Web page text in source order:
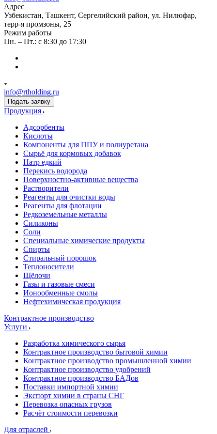
Адрес
Узбекистан, Ташкент, Сергелийский район, ул. Нилюфар,
терр-я промзоны, 25
Режим работы
Пн. – Пт.: с 8:30 до 17:30
info@rtholding.ru
Подать заявку
Продукция
Адсорбенты
Кислоты
Компоненты для ППУ и полиуретана
Сырьё для кормовых добавок
Натр едкий
Перекись водорода
Поверхностно-активные вещества
Растворители
Реагенты для очистки воды
Реагенты для флотации
Редкоземельные металлы
Силиконы
Соли
Специальные химические продукты
Спирты
Стиральный порошок
Теплоносители
Щёлочи
Газы и газовые смеси
Ионообменные смолы
Нефтехимическая продукция
Контрактное производство
Услуги
Разработка химического сырья
Контрактное производство бытовой химии
Контрактное производство промышленной химии
Контрактное производство удобрений
Контрактное производство БАДов
Поставки импортной химии
Экспорт химии в страны СНГ
Перевозка опасных грузов
Расчёт стоимости перевозки
Для отраслей